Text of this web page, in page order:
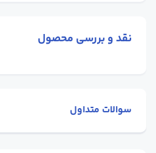
نقد و بررسی محصول
سوالات متداول